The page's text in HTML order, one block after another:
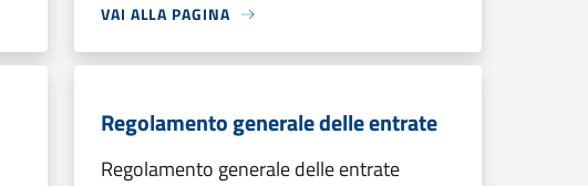
VAI ALLA PAGINA
Regolamento generale delle entrate
Regolamento generale delle entrate